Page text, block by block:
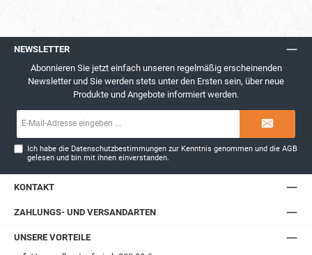
NEWSLETTER
Abonnieren Sie jetzt einfach unseren regelmäßig erscheinenden
Newsletter und Sie werden stets unter den Ersten sein, über neue
Produkte und Angebote informiert werden.
Ich habe die Datenschutzbestimmungen zur Kenntnis genommen und dieAGB
gelesen und bin mit ihnen einverstanden.
KONTAKT
ZAHLUNGS- UND VERSANDARTEN
UNSERE VORTEILE